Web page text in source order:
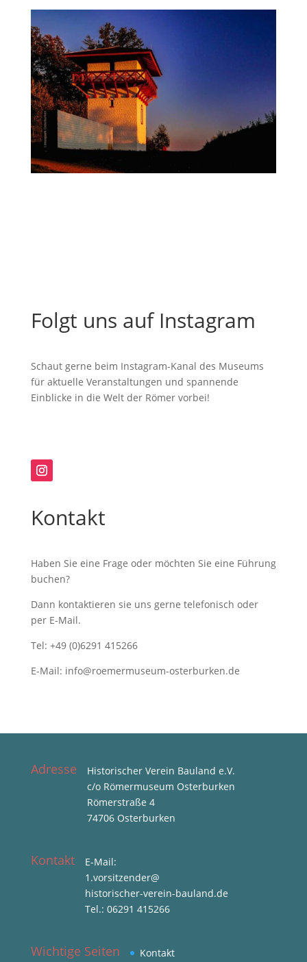
Folgt uns auf Instagram
Schaut gerne beim Instagram-Kanal des Museums
für aktuelle Veranstaltungen und spannende
Einblicke in die Welt der Römer vorbei!
Kontakt
Haben Sie eine Frage oder möchten Sie eine Führung
buchen?
Dann kontaktieren sie uns gerne telefonisch oder
per E-Mail.
Tel: +49 (0)6291 415266
E-Mail: info@roemermuseum-osterburken.de
Adresse
Historischer Verein Bauland e.V.
c/o Römermuseum Osterburken
Römerstraße 4
74706 Osterburken
Kontakt
E-Mail:
1.vorsitzender@
historischer-verein-bauland.de
Tel.: 06291 415266
Wichtige Seiten Kontakt